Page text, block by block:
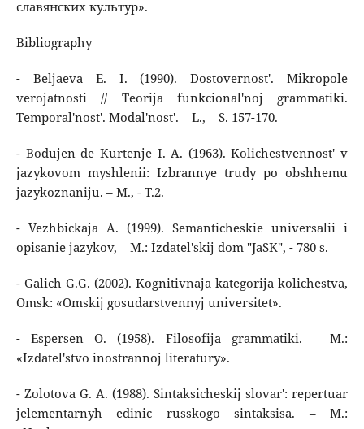
славянских культур».
Bibliography
- Beljaeva E. I. (1990). Dostovernost'. Mikropole
verojatnosti // Teorija funkcional'noj grammatiki.
Temporal'nost'. Modal'nost'. – L., – S. 157-170.
- Bodujen de Kurtenje I. A. (1963). Kolichestvennost' v
jazykovom myshlenii: Izbrannye trudy po obshhemu
jazykoznaniju. – M., - T.2.
- Vezhbickaja A. (1999). Semanticheskie universalii i
opisanie jazykov, – M.: Izdatel'skij dom "JaSK", - 780 s.
- Galich G.G. (2002). Kognitivnaja kategorija kolichestva,
Omsk: «Omskij gosudarstvennyj universitet».
- Espersen O. (1958). Filosofija grammatiki. – M.:
«Izdatel'stvo inostrannoj literatury».
- Zolotova G. A. (1988). Sintaksicheskij slovar': repertuar
jelementarnyh edinic russkogo sintaksisa. – M.: